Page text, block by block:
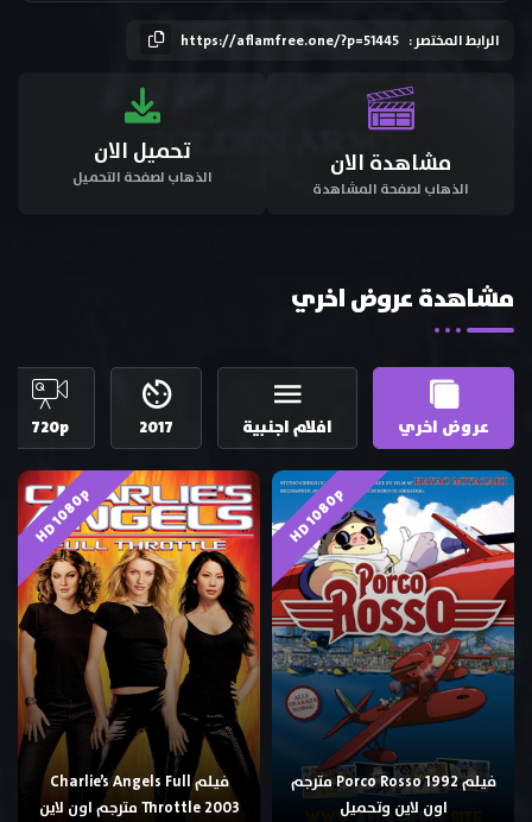
الرابط المختصر : https://aflamfree.one/?p=51445
مشاهدة الان
الذهاب لصفحة المشاهدة
تحميل الان
الذهاب لصفحة التحميل
مشاهدة عروض اخري
عروض اخري افلام اجنبية 2017
720p
HD 1080p
فيلم Porco Rosso 1992 مترجم
اون لاين وتحميل
HD 1080p
فيلم Charlie’s Angels Full
Throttle 2003 مترجم اون لاين